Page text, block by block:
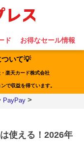
ド お得なセール情報
いて💡
楽天カード株式会社
で収益を得ています。
PayPay >
使える！2026年